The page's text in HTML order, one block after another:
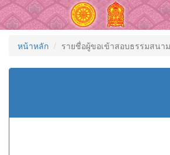
หน้าหลัก รายชื่อผู้ขอเข้าสอบธรรมสน